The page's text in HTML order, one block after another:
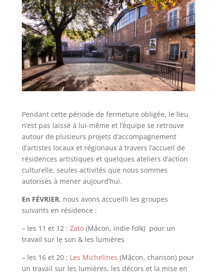
Pendant cette période de fermeture obligée, le lieu
n’est pas laissé à lui-même et l’équipe se retrouve
autour de plusieurs projets d’accompagnement
d’artistes locaux et régionaux à travers l’accueil de
résidences artistiques et quelques ateliers d’action
culturelle, seules activités que nous sommes
autorisés à mener aujourd’hui.
En FÉVRIER, nous avons accueilli les groupes
suivants en résidence :
– les 11 et 12 : Zato(Mâcon, indie folk) pour un
travail sur le son & les lumières
– les 16 et 20 : Les Michelines (Mâcon, chanson) pour
un travail sur les lumières, les décors et la mise en